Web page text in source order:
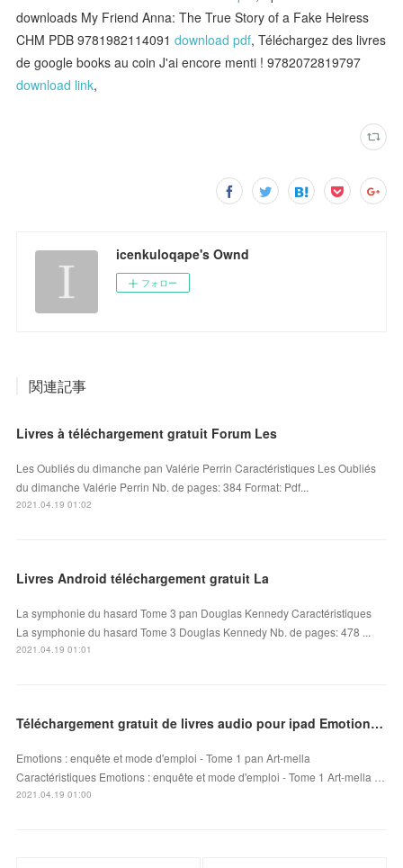
downloads My Friend Anna: The True Story of a Fake Heiress
CHM PDB 9781982114091download pdf, Téléchargez des livres
de google books au coin J'ai encore menti ! 9782072819797
download link,
icenkuloqape's Ownd
フォロー
関連記事
Livres à téléchargement gratuit Forum Les
Les Oubliés du dimanche pan Valérie Perrin Caractéristiques Les Oubliés
du dimanche Valérie Perrin Nb. de pages: 384 Format: Pdf...
2021.04.19 01:02
Livres Android téléchargement gratuit La
La symphonie du hasard Tome 3 pan Douglas Kennedy Caractéristiques
La symphonie du hasard Tome 3 Douglas Kennedy Nb. de pages: 478 ...
2021.04.19 01:01
Téléchargement gratuit de livres audio pour ipad Emotions : enquête et mode d'emploi - Tome 1
Emotions : enquête et mode d'emploi - Tome 1 pan Art-mella
Caractéristiques Emotions : enquête et mode d'emploi - Tome 1 Art-mella …
2021.04.19 01:00